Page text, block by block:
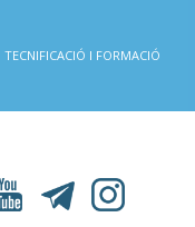
TECNIFICACIÓ I FORMACIÓ